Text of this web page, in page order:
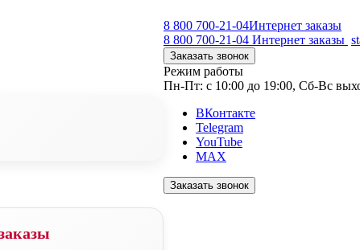
8 800 700-21-04Интернет заказы
8 800 700-21-04 Интернет заказы
Заказать звонок
Режим работы
Пн-Пт: с 10:00 до 19:00, Сб-Вс
ВКонтакте
Telegram
YouTube
MAX
Заказать звонок